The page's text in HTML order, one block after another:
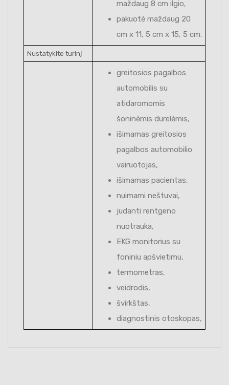
maždaug 8 cm ilgio,
pakuotė maždaug 20
cm x 11, 5 cm x 15, 5 cm.
Nustatykite turinį
greitosios pagalbos
automobilis su
atidaromomis
šoninėmis durelėmis,
išimamas greitosios
pagalbos automobilio
vairuotojas,
išimamas pacientas,
nuimami neštuvai,
judanti rentgeno
nuotrauka,
EKG monitorius su
foniniu apšvietimu,
termometras,
veidrodis,
švirkštas,
diagnostinis otoskopas,